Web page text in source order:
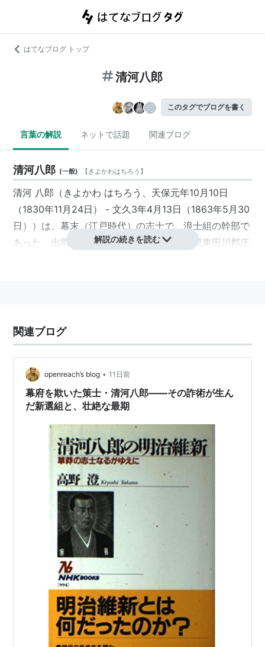
はてなブログ トップ
清河八郎
このタグでブログを書く
言葉の解説 ネットで話題 関連ブログ
清河八郎 (一般) 【きよかわはちろう 】
清河 八郎（きよかわ はちろう、天保元年10月10日
（1830年11月24日） - 文久3年4月13日（1863年5月30
日））は、幕末（江戸時代）の志士で、浪士組の幹部で
あった。出羽国庄内藩領清川村（現・山形県東田川郡庄
天保14年（1843年）八郎は清川関所役人の畑田安右衛
門に師事し勉学に勤しむ。かなり優秀であったようであ
る。弘化3年（1846年）には後の天誅組総裁藤本鉄石と
会い親交を深めた。弘化4年（1847年）江戸に出て古学
派の東条一堂に師事。才を認められ東条塾塾頭を命ぜら
れたが、固辞。安積艮斎に転塾。その傍ら、北辰一刀流
の開祖千葉周作の玄武館で剣を磨き免許皆伝を得え、江
戸幕府の学問所昌平黌に学んだ。その後、清河塾開設
（江戸市内で学問と剣術を一人で教える塾は清河塾だけ
であった）。
安政2年（1855年）3月から9月にかけて、母親を連れ
て、清川村を出発。善光寺、名古屋、伊勢、奈良、京
都、近江、大阪、宮島、岩国、天橋立、鎌倉、江戸、日
光などをめぐる大旅行をする。その記録『西遊草』は、
幕末の旅行事情を知るうえでは貴重な資料である。内容
は各国の名士との出会いなどを中心に書かれているが、
清河の性格からか辛辣で手厳しい批評が多い。
万延元年（1860年）に起こった桜田門外の変に強い衝
撃を受け、倒幕、尊王攘夷の思想が強まる。この事件を
解説の続きを読む
関連ブログ
openreach’s blog • 11日前
幕府を欺いた策士・清河八郎――その詐術が生ん
だ新選組と、壮絶な最期